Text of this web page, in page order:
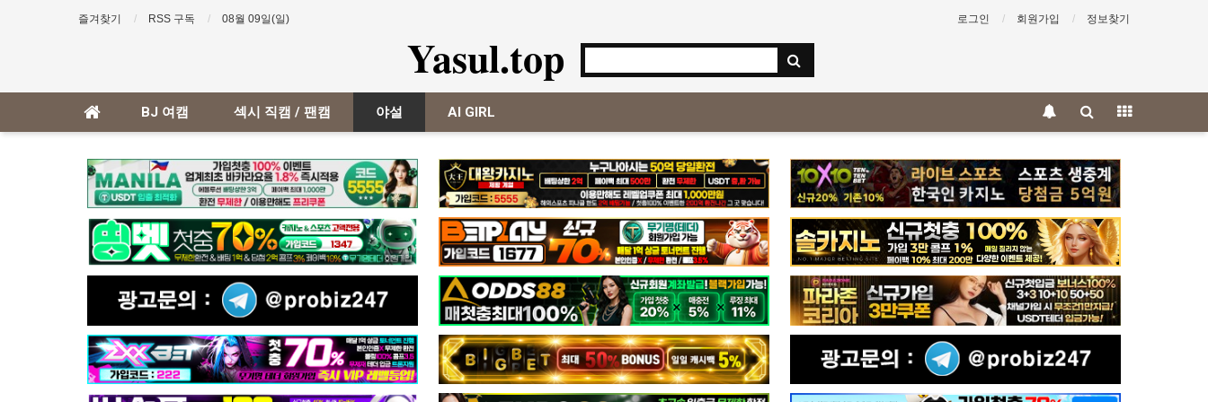
즐겨찾기 RSS 구독 08월 09일(일) 로그인 회원가입 정보찾기
Yasul.top
BJ 여캠 섹시 직캠 / 팬캠 야설 AI GIRL